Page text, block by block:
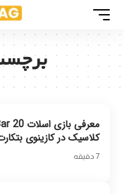
کلاسیک در کازینوی
7 دقیقه